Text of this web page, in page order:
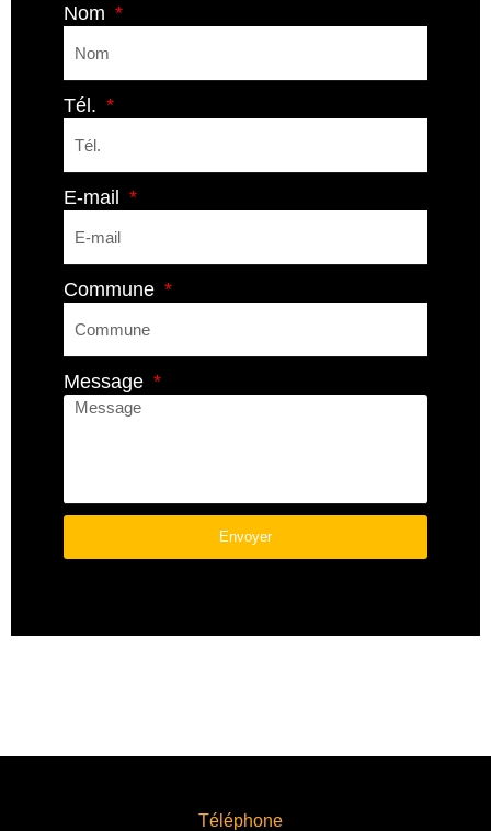
Nom
Tél.
E-mail
Commune
Message
Envoyer
T
Téléphone